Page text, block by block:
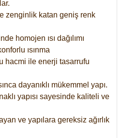
zenginlik katan geniş renk
homojen ısı dağılımı
ısınma
hacmi ile enerji tasarrufu
dayanıklı mükemmel yapı.
yapısı sayesinde kaliteli ve
ve yapılara gereksiz ağırlık